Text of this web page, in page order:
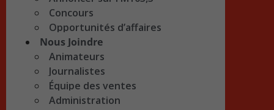
Concours
Opportunités d’affaires
Nous Joindre
Animateurs
Journalistes
Équipe des ventes
Administration